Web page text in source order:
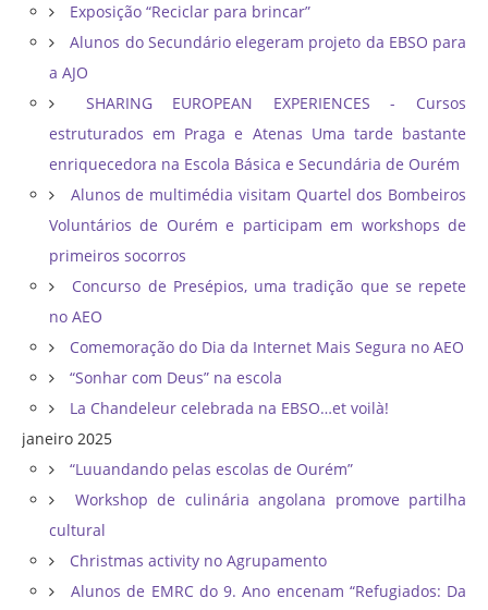
Exposição “Reciclar para brincar”
Alunos do Secundário elegeram projeto da EBSO para
a AJO
SHARING EUROPEAN EXPERIENCES - Cursos
estruturados em Praga e Atenas Uma tarde bastante
enriquecedora na Escola Básica e Secundária de Ourém
Alunos de multimédia visitam Quartel dos Bombeiros
Voluntários de Ourém e participam em workshops de
primeiros socorros
Concurso de Presépios, uma tradição que se repete
no AEO
Comemoração do Dia da Internet Mais Segura no AEO
“Sonhar com Deus” na escola
La Chandeleur celebrada na EBSO…et voilà!
janeiro 2025
“Luuandando pelas escolas de Ourém”
Workshop de culinária angolana promove partilha
cultural
Christmas activity no Agrupamento
Alunos de EMRC do 9. Ano encenam “Refugiados: Da